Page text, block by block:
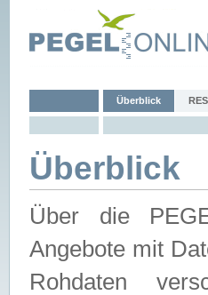
Überblick
Überblick
Über die
Angebote mit
Rohdaten